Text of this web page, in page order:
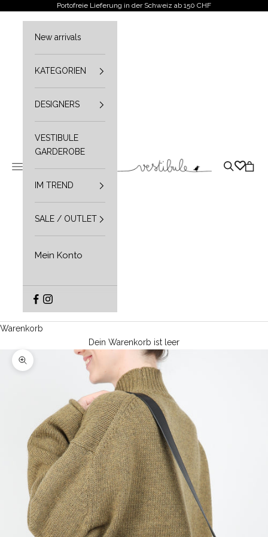
Zum Inhalt springenPortofreie Lieferung in der Schweiz ab 150 CHF
Vestibule
Navigationsmenü öffnen Suche
New arrivals
KATEGORIEN
DESIGNERS
VESTIBULE
GARDEROBE
IM TREND
SALE / OUTLET
Mein Konto
Warenkorb
Dein Warenkorb ist leer
Bild vergrößern